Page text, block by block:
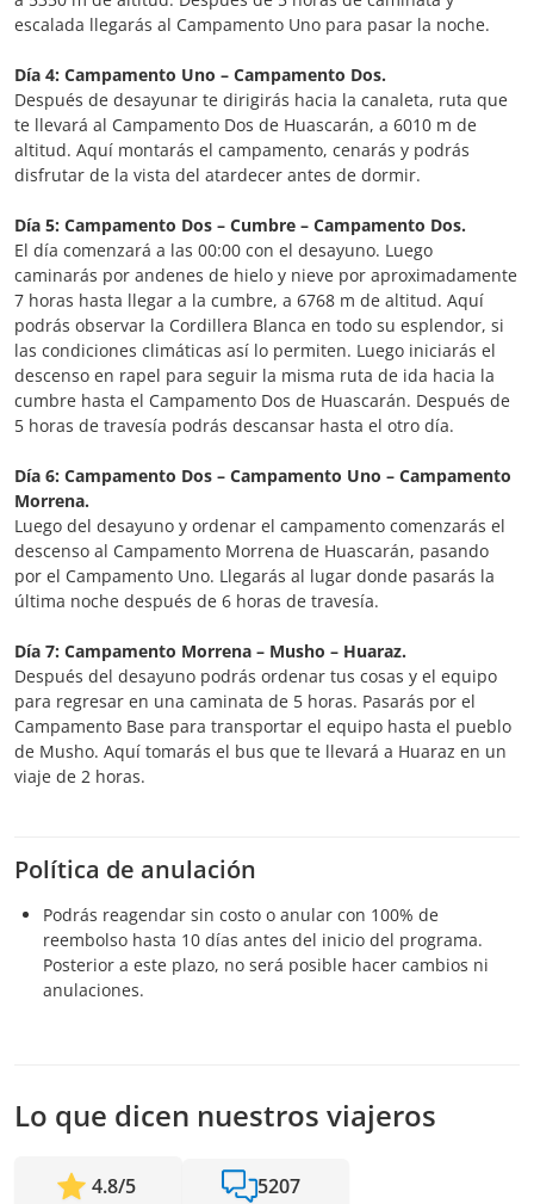
escalada llegarás al Campamento Uno para pasar la noche.
Día 4: Campamento Uno – Campamento Dos.
Después de desayunar te dirigirás hacia la canaleta, ruta que
te llevará al Campamento Dos de Huascarán, a 6010 m de
altitud. Aquí montarás el campamento, cenarás y podrás
disfrutar de la vista del atardecer antes de dormir.
Día 5: Campamento Dos – Cumbre – Campamento Dos.
El día comenzará a las 00:00 con el desayuno. Luego
caminarás por andenes de hielo y nieve por aproximadamente
7 horas hasta llegar a la cumbre, a 6768 m de altitud. Aquí
podrás observar la Cordillera Blanca en todo su esplendor, si
las condiciones climáticas así lo permiten. Luego iniciarás el
descenso en rapel para seguir la misma ruta de ida hacia la
cumbre hasta el Campamento Dos de Huascarán. Después de
5 horas de travesía podrás descansar hasta el otro día.
Día 6: Campamento Dos – Campamento Uno – Campamento
Morrena.
Luego del desayuno y ordenar el campamento comenzarás el
descenso al Campamento Morrena de Huascarán, pasando
por el Campamento Uno. Llegarás al lugar donde pasarás la
última noche después de 6 horas de travesía.
Día 7: Campamento Morrena – Musho – Huaraz.
Después del desayuno podrás ordenar tus cosas y el equipo
para regresar en una caminata de 5 horas. Pasarás por el
Campamento Base para transportar el equipo hasta el pueblo
de Musho. Aquí tomarás el bus que te llevará a Huaraz en un
viaje de 2 horas.
Política de anulación
Podrás reagendar sin costo o anular con 100% de
reembolso hasta 10 días antes del inicio del programa.
Posterior a este plazo, no será posible hacer cambios ni
anulaciones.
Lo que dicen nuestros viajeros
4.8/5 5207